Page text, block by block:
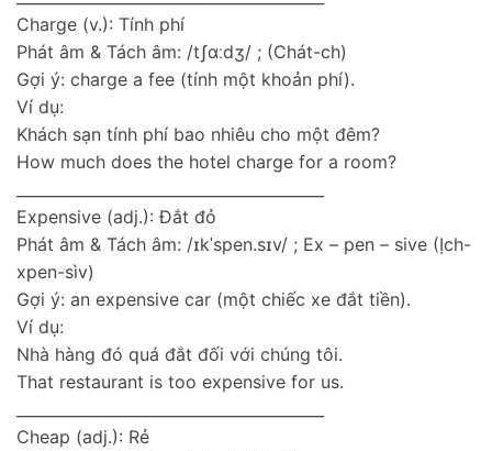
Charge (v.): Tính phí
Phát âm & Tách âm: /tʃɑːdʒ/ ; (Chát-ch)
Gợi ý: charge a fee (tính một khoản phí).
Ví dụ:
Khách sạn tính phí bao nhiêu cho một đêm?
How much does the hotel charge for a room?
Expensive (adj.): Đắt đỏ
Phát âm & Tách âm: /ɪkˈspen.sɪv/ ; Ex – pen – sive (Ịch-
xpen-sìv)
Gợi ý: an expensive car (một chiếc xe đắt tiền).
Ví dụ:
Nhà hàng đó quá đắt đối với chúng tôi.
That restaurant is too expensive for us.
Cheap (adj.): Rẻ